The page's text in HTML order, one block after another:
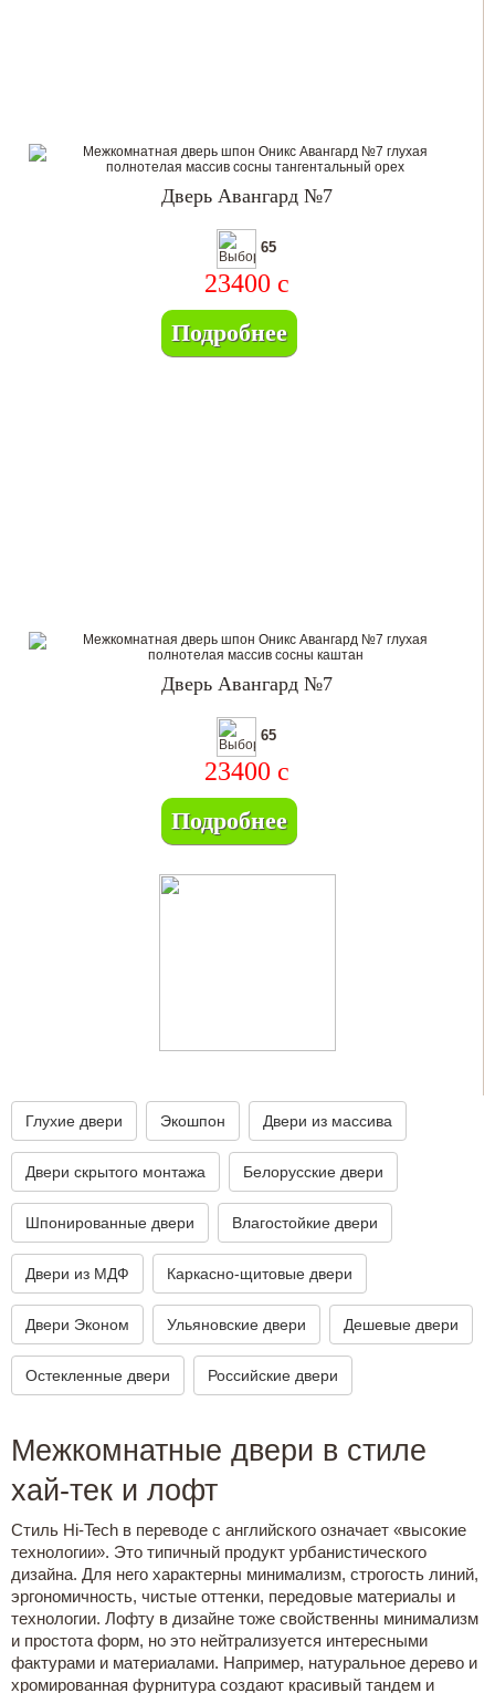
Дверь Авангард №7
65
23400 c
Подробнее
Дверь Авангард №7
65
23400 c
Подробнее
Глухие двери Экошпон Двери из массива
Двери скрытого монтажа Белорусские двери
Шпонированные двери Влагостойкие двери
Двери из МДФ Каркасно-щитовые двери
Двери Эконом Ульяновские двери Дешевые двери
Остекленные двери Российские двери
Межкомнатные двери в стиле
хай-тек и лофт
Стиль Hi-Tech в переводе с английского означает «высокие
технологии». Это типичный продукт урбанистического
дизайна. Для него характерны минимализм, строгость линий,
эргономичность, чистые оттенки, передовые материалы и
технологии. Лофту в дизайне тоже свойственны минимализм
и простота форм, но это нейтрализуется интересными
фактурами и материалами. Например, натуральное дерево и
хромированная фурнитура создают красивый тандем и